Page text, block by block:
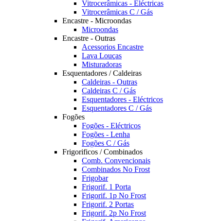
Vitrocerâmicas - Eléctricas
Vitrocerâmicas C / Gás
Encastre - Microondas
Microondas
Encastre - Outras
Acessorios Encastre
Lava Louças
Misturadoras
Esquentadores / Caldeiras
Caldeiras - Outras
Caldeiras C / Gás
Esquentadores - Eléctricos
Esquentadores C / Gás
Fogões
Fogões - Eléctricos
Fogões - Lenha
Fogões C / Gás
Frigorificos / Combinados
Comb. Convencionais
Combinados No Frost
Frigobar
Frigorif. 1 Porta
Frigorif. 1p No Frost
Frigorif. 2 Portas
Frigorif. 2p No Frost